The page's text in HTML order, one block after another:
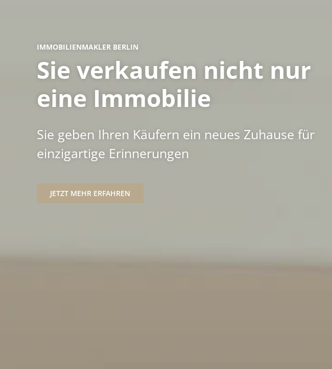
IMMOBILIENMAKLER BERLIN
Sie verkaufen nicht nur
eine Immobilie
Sie geben Ihren Käufern ein neues Zuhause für
einzigartige Erinnerungen
JETZT MEHR ERFAHREN